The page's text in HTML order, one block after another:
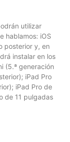
utilizar
hablamos: iOS
posterior y, en
instalar en los
(5.ª generación
iPad Pro
iPad Pro de
de 11 pulgadas